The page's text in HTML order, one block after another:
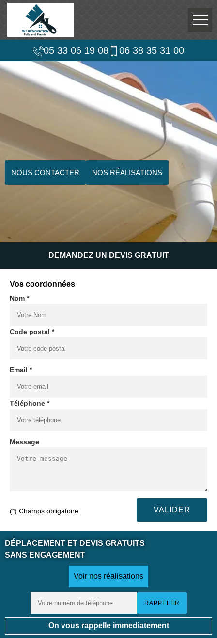
05 33 06 19 08 06 38 35 31 00
NOUS CONTACTER NOS RÉALISATIONS
DEMANDEZ UN DEVIS GRATUIT
Vos coordonnées
Nom *
Code postal *
Email *
Téléphone *
Message
(*) Champs obligatoire
DÉPLACEMENT ET DEVIS GRATUITS
SANS ENGAGEMENT
Voir nos réalisations
On vous rappelle immediatement